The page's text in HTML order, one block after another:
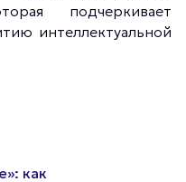
подчеркивает
интеллектуальной
как